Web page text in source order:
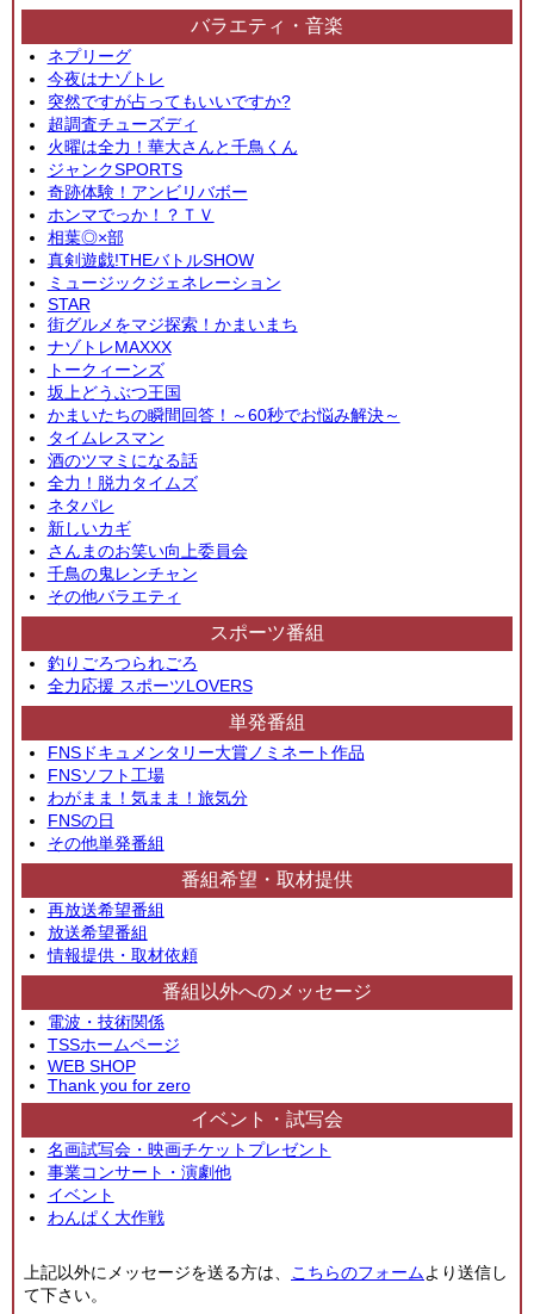
バラエティ・音楽
ネプリーグ
今夜はナゾトレ
突然ですが占ってもいいですか?
超調査チューズディ
火曜は全力！華大さんと千鳥くん
ジャンクSPORTS
奇跡体験！アンビリバボー
ホンマでっか！？ＴＶ
相葉◎×部
真剣遊戯!THEバトルSHOW
ミュージックジェネレーション
STAR
街グルメをマジ探索！かまいまち
ナゾトレMAXXX
トークィーンズ
坂上どうぶつ王国
かまいたちの瞬間回答！～60秒でお悩み解決～
タイムレスマン
酒のツマミになる話
全力！脱力タイムズ
ネタパレ
新しいカギ
さんまのお笑い向上委員会
千鳥の鬼レンチャン
その他バラエティ
スポーツ番組
釣りごろつられごろ
全力応援 スポーツLOVERS
単発番組
FNSドキュメンタリー大賞ノミネート作品
FNSソフト工場
わがまま！気まま！旅気分
FNSの日
その他単発番組
番組希望・取材提供
再放送希望番組
放送希望番組
情報提供・取材依頼
番組以外へのメッセージ
電波・技術関係
TSSホームページ
WEB SHOP
Thank you for zero
イベント・試写会
名画試写会・映画チケットプレゼント
事業コンサート・演劇他
イベント
わんぱく大作戦
上記以外にメッセージを送る方は、 こちらのフォームより送信し
て下さい。